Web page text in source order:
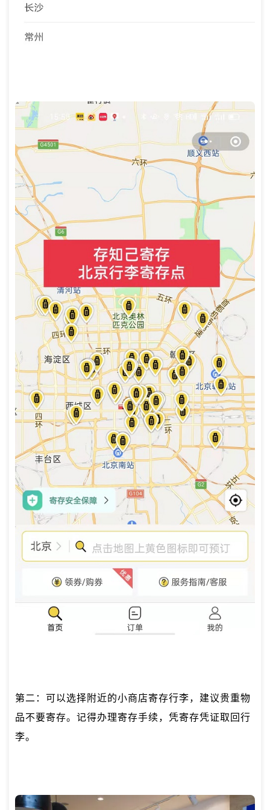
第二：可以选择附近的小商店寄存行李，建议贵重物
品不要寄存。记得办理寄存手续，凭寄存凭证取回行
李。